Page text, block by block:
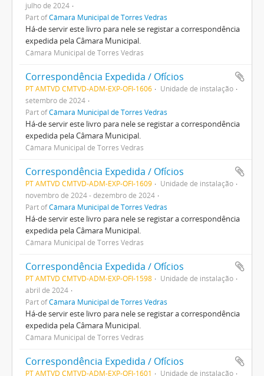
julho de 2024
Part ofCâmara Municipal de Torres Vedras
Há-de servir este livro para nele se registar a correspondência
expedida pela Câmara Municipal.
Câmara Municipal de Torres Vedras
Correspondência Expedida / Ofícios
PT AMTVD CMTVD-ADM-EXP-OFI-1606
Unidade de instalação
setembro de 2024
Part ofCâmara Municipal de Torres Vedras
Há-de servir este livro para nele se registar a correspondência
expedida pela Câmara Municipal.
Câmara Municipal de Torres Vedras
Correspondência Expedida / Ofícios
PT AMTVD CMTVD-ADM-EXP-OFI-1609
Unidade de instalação
novembro de 2024 - dezembro de 2024
Part ofCâmara Municipal de Torres Vedras
Há-de servir este livro para nele se registar a correspondência
expedida pela Câmara Municipal.
Câmara Municipal de Torres Vedras
Correspondência Expedida / Ofícios
PT AMTVD CMTVD-ADM-EXP-OFI-1598
Unidade de instalação
abril de 2024
Part ofCâmara Municipal de Torres Vedras
Há-de servir este livro para nele se registar a correspondência
expedida pela Câmara Municipal.
Câmara Municipal de Torres Vedras
Correspondência Expedida / Ofícios
PT AMTVD CMTVD-ADM-EXP-OFI-1601 Unidade de instalação